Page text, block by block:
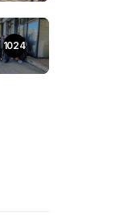
1024